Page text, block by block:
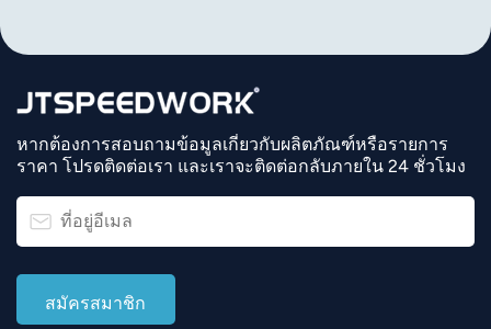
หากต้องการสอบถามข้อมูลเกี่ยวกับผลิตภัณฑ์หรือรายการ
ราคา โปรดติดต่อเรา และเราจะติดต่อกลับภายใน 24 ชั่วโมง